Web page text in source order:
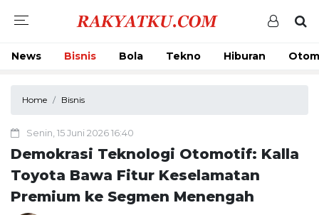
News Bisnis Bola Tekno Hiburan
Home Bisnis
Senin, 15 Juni 2026 16:40
Demokrasi Teknologi Otomotif: Kalla
Toyota Bawa Fitur Keselamatan
Premium ke Segmen Menengah